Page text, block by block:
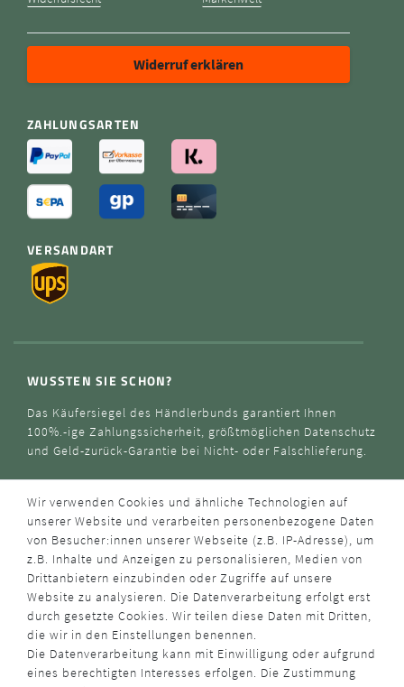
Widerruf erklären
ZAHLUNGSARTEN
VERSANDART
WUSSTEN SIE SCHON?
Das Käufersiegel des Händlerbunds garantiert Ihnen
100%.-ige Zahlungssicherheit, größtmöglichen Datenschutz
und Geld-zurück-Garantie bei Nicht- oder Falschlieferung.
Wir verwenden Cookies und ähnliche Technologien auf
unserer Website und verarbeiten personenbezogene Daten
von Besucher:innen unserer Webseite (z.B. IP-Adresse), um
z.B. Inhalte und Anzeigen zu personalisieren, Medien von
Drittanbietern einzubinden oder Zugriffe auf unsere
Website zu analysieren. Die Datenverarbeitung erfolgt erst
durch gesetzte Cookies. Wir teilen diese Daten mit Dritten,
die wir in den Einstellungen benennen.
Die Datenverarbeitung kann mit Einwilligung oder aufgrund
eines berechtigten Interesses erfolgen. Die Zustimmung